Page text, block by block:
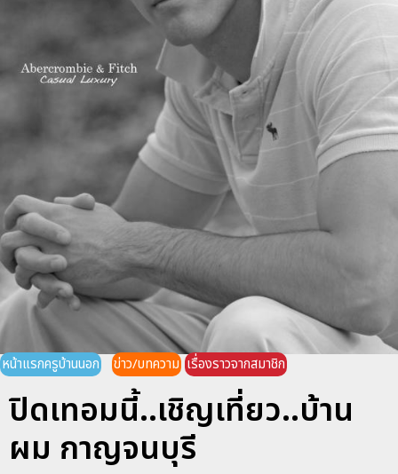
หน้าแรกครูบ้านนอก ข่าว/บทความ เรื่องราวจากสมาชิก
ปิดเทอมนี้..เชิญเที่ยว..บ้าน
ผม กาญจนบุรี